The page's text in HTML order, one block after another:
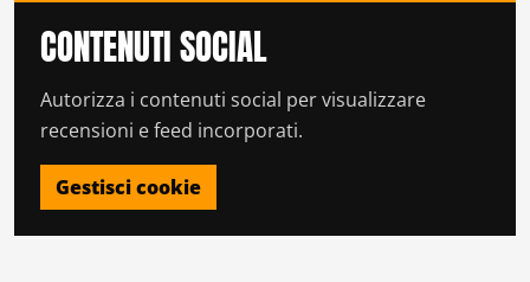
CONTENUTI SOCIAL
Autorizza i contenuti social per visualizzare
recensioni e feed incorporati.
Gestisci cookie